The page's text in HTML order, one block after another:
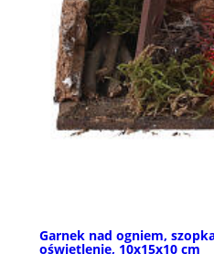
Garnek nad ogniem,
oświetlenie, 10x15x10 cm